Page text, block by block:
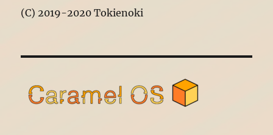
(C) 2019-2020 Tokienoki